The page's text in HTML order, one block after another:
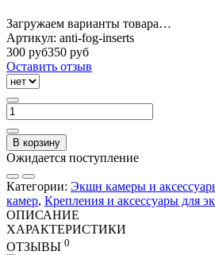
Загружаем варианты товара…
Артикул: anti-fog-inserts
300 руб350 руб
Оставить отзыв
В корзину
Ожидается поступление
Категории: Экшн камеры и
камер, Крепления и аксессуары для
ОПИСАНИЕ
ХАРАКТЕРИСТИКИ
ОТЗЫВЫ 0